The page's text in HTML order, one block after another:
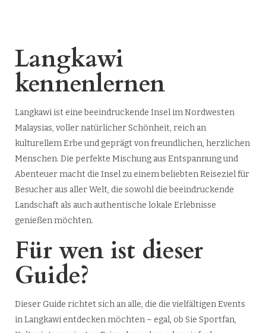
Langkawi
kennenlernen
Langkawi ist eine beeindruckende Insel im Nordwesten
Malaysias, voller natürlicher Schönheit, reich an
kulturellem Erbe und geprägt von freundlichen, herzlichen
Menschen. Die perfekte Mischung aus Entspannung und
Abenteuer macht die Insel zu einem beliebten Reiseziel für
Besucher aus aller Welt, die sowohl die beeindruckende
Landschaft als auch authentische lokale Erlebnisse
genießen möchten.
Für wen ist dieser
Guide?
Dieser Guide richtet sich an alle, die die vielfältigen Events
in Langkawi entdecken möchten – egal, ob Sie Sportfan,